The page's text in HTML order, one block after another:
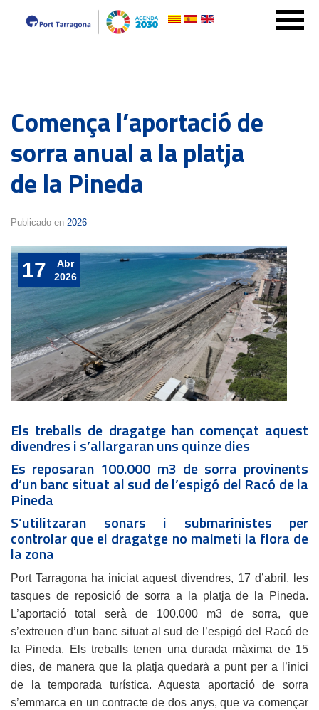
Comença l’aportació de
sorra anual a la platja
de la Pineda
Publicado en 2026
17
Abr
2026
Els treballs de dragatge han començat aquest
divendres i s’allargaran uns quinze dies
Es reposaran 100.000 m3 de sorra provinents
d’un banc situat al sud de l’espigó del Racó de la
Pineda
S’utilitzaran sonars i submarinistes per
controlar que el dragatge no malmeti la flora de
la zona
Port Tarragona ha iniciat aquest divendres, 17 d’abril, les
tasques de reposició de sorra a la platja de la Pineda.
L’aportació total serà de 100.000 m3 de sorra, que
s’extreuen d’un banc situat al sud de l’espigó del Racó de
la Pineda. Els treballs tenen una durada màxima de 15
dies, de manera que la platja quedarà a punt per a l’inici
de la temporada turística. Aquesta aportació de sorra
s’emmarca en un contracte de dos anys, que va començar